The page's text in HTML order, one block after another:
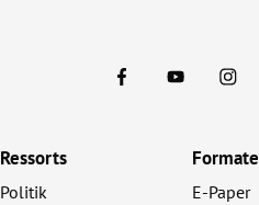
Ressorts
Politik
Formate
E-Paper